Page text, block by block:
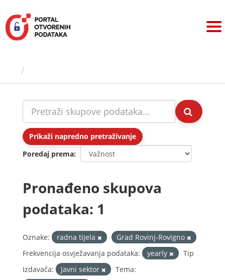
sadržaj
Prikaži napredno pretraživanje
Poredaj prema
Pronađeno skupova
podataka: 1
Oznake: radna tijela
Grad Rovinj-Rovigno
Frekvencija osvježavanja podataka:
yearly
Tip
Izdavača:
Javni sektor
Tema: